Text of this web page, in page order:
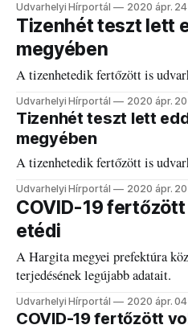
Udvarhelyi Hírportál 2020 ápr. 24
Tizenhét teszt lett
megyében
A tizenhetedik fertőzött is
Udvarhelyi Hírportál 2020 ápr. 20
Tizenhét teszt lett
megyében
A tizenhetedik fertőzött is
Udvarhelyi Hírportál 2020 ápr. 20
COVID-19
etédi
A Hargita megyei prefektúra
terjedésének legújabb adatait.
Udvarhelyi Hírportál 2020 ápr. 04
COVID-19 fertőzött